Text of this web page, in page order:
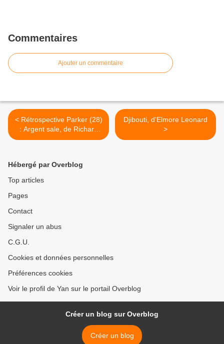
Commentaires
Ajouter un commentaire
< Rétrospective Parker (28)
: Argent sale, de Richard
Stark
Djibouti, d'Elmore Leonard
>
Hébergé par Overblog
Top articles
Pages
Contact
Signaler un abus
C.G.U.
Cookies et données personnelles
Préférences cookies
Voir le profil de Yan sur le portail Overblog
Créer un blog sur Overblog
Créer un blog